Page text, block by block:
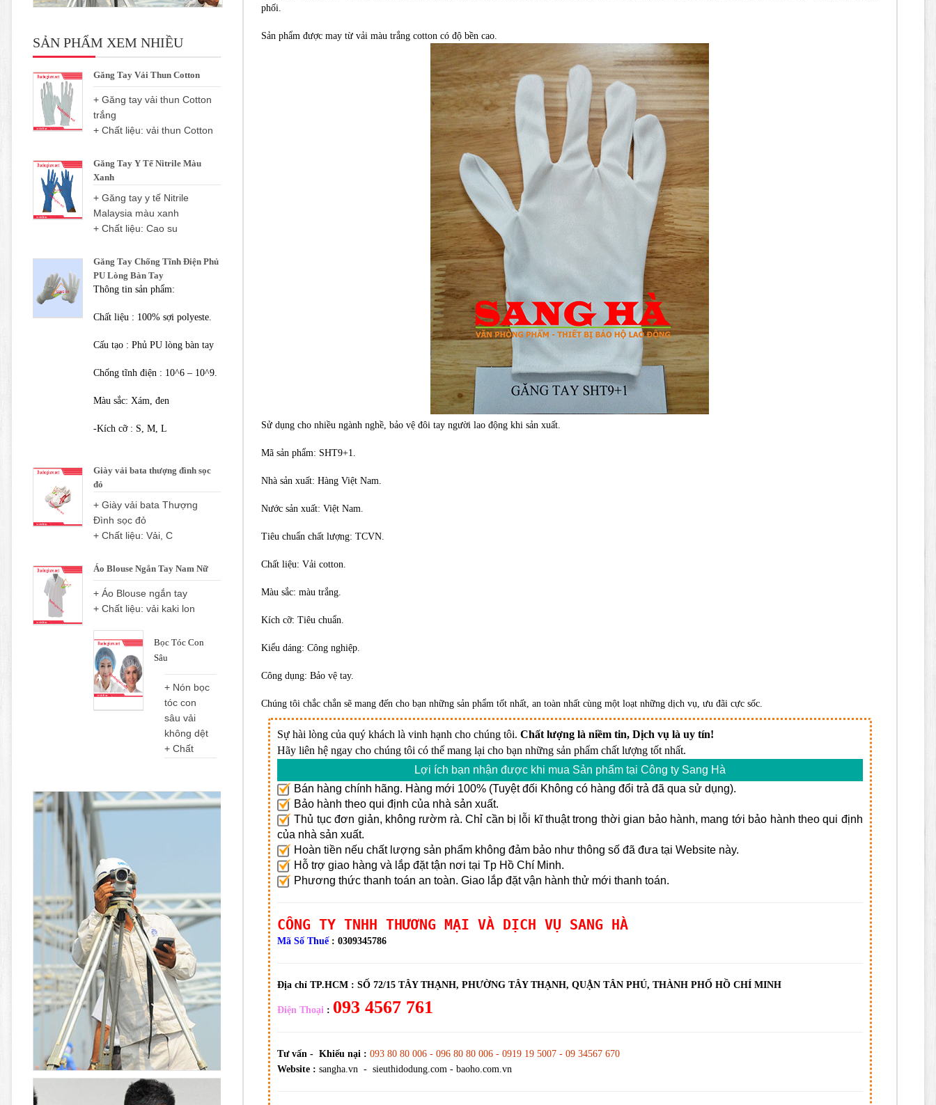
SẢN PHẨM XEM NHIỀU
Găng Tay Vải Thun Cotton
+ Găng tay vải thun Cotton
trắng
+ Chất liệu: vải thun Cotton
Găng Tay Y Tế Nitrile Màu
Xanh
+ Găng tay y tế Nitrile
Malaysia màu xanh
+ Chất liệu: Cao su
Găng Tay Chống Tĩnh Điện Phủ
PU Lòng Bàn Tay
Thông tin sản phẩm:
Chất liệu : 100% sợi polyeste.
Cấu tạo : Phủ PU lòng bàn tay
Chống tĩnh điện : 10^6 – 10^9.
Màu sắc: Xám, đen
-Kích cỡ : S, M, L
Giày vải bata thượng đình sọc
đỏ
+ Giày vải bata Thượng
Đình sọc đỏ
+ Chất liệu: Vải, C
Áo Blouse Ngắn Tay Nam Nữ
+ Áo Blouse ngắn tay
+ Chất liệu: vải kaki lon
Bọc Tóc Con
Sâu
+ Nón bọc
tóc con
sâu vải
không dệt
+ Chất
phối.
Sản phẩm được may từ vải màu trắng cotton có độ bền cao.
Sử dụng cho nhiều ngành nghề, bảo vệ đôi tay người lao động khi sản xuất.
Mã sản phẩm: SHT9+1.
Nhà sản xuất: Hàng Việt Nam.
Nước sản xuất: Việt Nam.
Tiêu chuẩn chất lượng: TCVN.
Chất liệu: Vải cotton.
Màu sắc: màu trắng.
Kích cỡ: Tiêu chuẩn.
Kiểu dáng: Công nghiệp.
Công dụng: Bảo vệ tay.
Chúng tôi chắc chắn sẽ mang đến cho bạn những sản phẩm tốt nhất, an toàn nhất cùng một loạt những dịch vụ, ưu đãi cực sốc.
Sự hài lòng của quý khách là vinh hạnh cho chúng tôi. Chất lượng là niềm tin, Dịch vụ là uy tín!
Hãy liên hệ ngay cho chúng tôi có thể mang lại cho bạn những sản phẩm chất lượng tốt nhất.
Lợi ích bạn nhận được khi mua Sản phẩm tại Công ty Sang Hà
Bán hàng chính hãng. Hàng mới 100% (Tuyệt đối Không có hàng đổi trả đã qua sử dụng).
Bảo hành theo qui định của nhà sản xuất.
Thủ tục đơn giản, không rườm rà. Chỉ cần bị lỗi kĩ thuật trong thời gian bảo hành, mang tới bảo hành theo qui định
của nhà sản xuất.
Hoàn tiền nếu chất lượng sản phẩm không đảm bảo như thông số đã đưa tại Website này.
Hỗ trợ giao hàng và lắp đặt tận nơi tại Tp Hồ Chí Minh.
Phương thức thanh toán an toàn. Giao lắp đặt vận hành thử mới thanh toán.
CÔNG TY TNHH THƯƠNG MẠI VÀ DỊCH VỤ SANG HÀ
Mã Số Thuế: 0309345786
Địa chỉ TP.HCM : SỐ 72/15 TÂY THẠNH, PHƯỜNG TÂY THẠNH, QUẬN TÂN PHÚ, THÀNH PHỐ HỒ CHÍ MINH
Điện Thoại : 093 4567 761
Tư vấn - Khiếu nại : 093 80 80 006 - 096 80 80 006 - 0919 19 5007 - 09 34567 670
Website : sangha.vn - sieuthidodung.com - baoho.com.vn